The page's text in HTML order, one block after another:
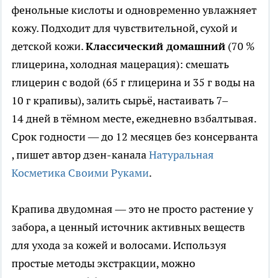
фенольные кислоты и одновременно увлажняет
кожу. Подходит для чувствительной, сухой и
детской кожи.Классический домашний (70 %
глицерина, холодная мацерация): смешать
глицерин с водой (65 г глицерина и 35 г воды на
10 г крапивы), залить сырьё, настаивать 7–
14 дней в тёмном месте, ежедневно взбалтывая.
Срок годности — до 12 месяцев без консерванта
, пишет автор дзен-каналаНатуральная
Косметика Своими Руками.
Крапива двудомная — это не просто растение у
забора, а ценный источник активных веществ
для ухода за кожей и волосами. Используя
простые методы экстракции, можно